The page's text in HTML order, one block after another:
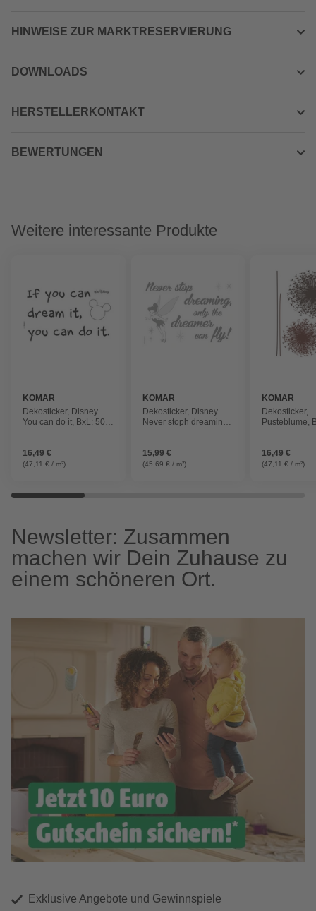
HINWEISE ZUR MARKTRESERVIERUNG
DOWNLOADS
HERSTELLERKONTAKT
BEWERTUNGEN
Weitere interessante Produkte
KOMAR
Dekosticker, Disney
You can do it, BxL: 50 x
16,49 €
(47,11 € / m²)
KOMAR
Dekosticker, Disney
Never stoph dreaming,
15,99 €
(45,69 € / m²)
KOMAR
Dekosticker,
Pusteblume,
16,49 €
(47,11 € / m²)
Newsletter: Zusammen
machen wir Dein Zuhause zu
einem schöneren Ort.
Exklusive Angebote und Gewinnspiele